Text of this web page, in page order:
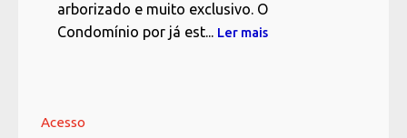
arborizado e muito exclusivo. O
Condomínio por já est... Ler mais
Acesso